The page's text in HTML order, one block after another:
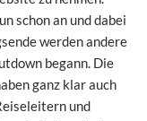
schon an und dabei
werden andere
begann. Die
ganz klar auch
und